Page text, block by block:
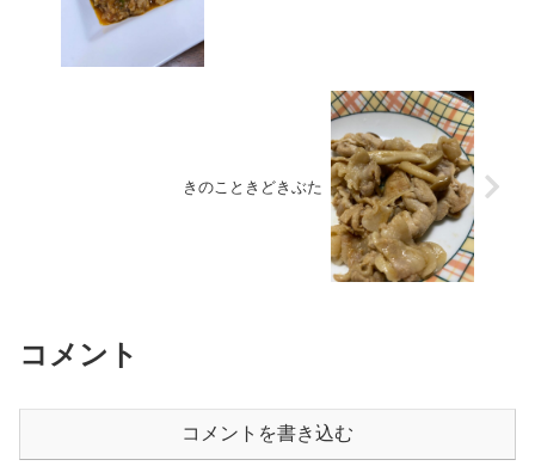
きのこときどきぶた
コメント
コメントを書き込む